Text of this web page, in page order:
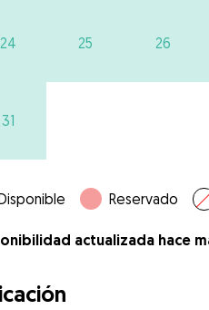
24 25 26
31
Reservado
actualizada hace